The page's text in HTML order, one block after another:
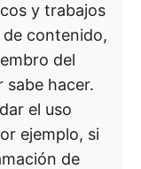
y trabajos
contenido,
del
sabe hacer.
el uso
ejemplo, si
de